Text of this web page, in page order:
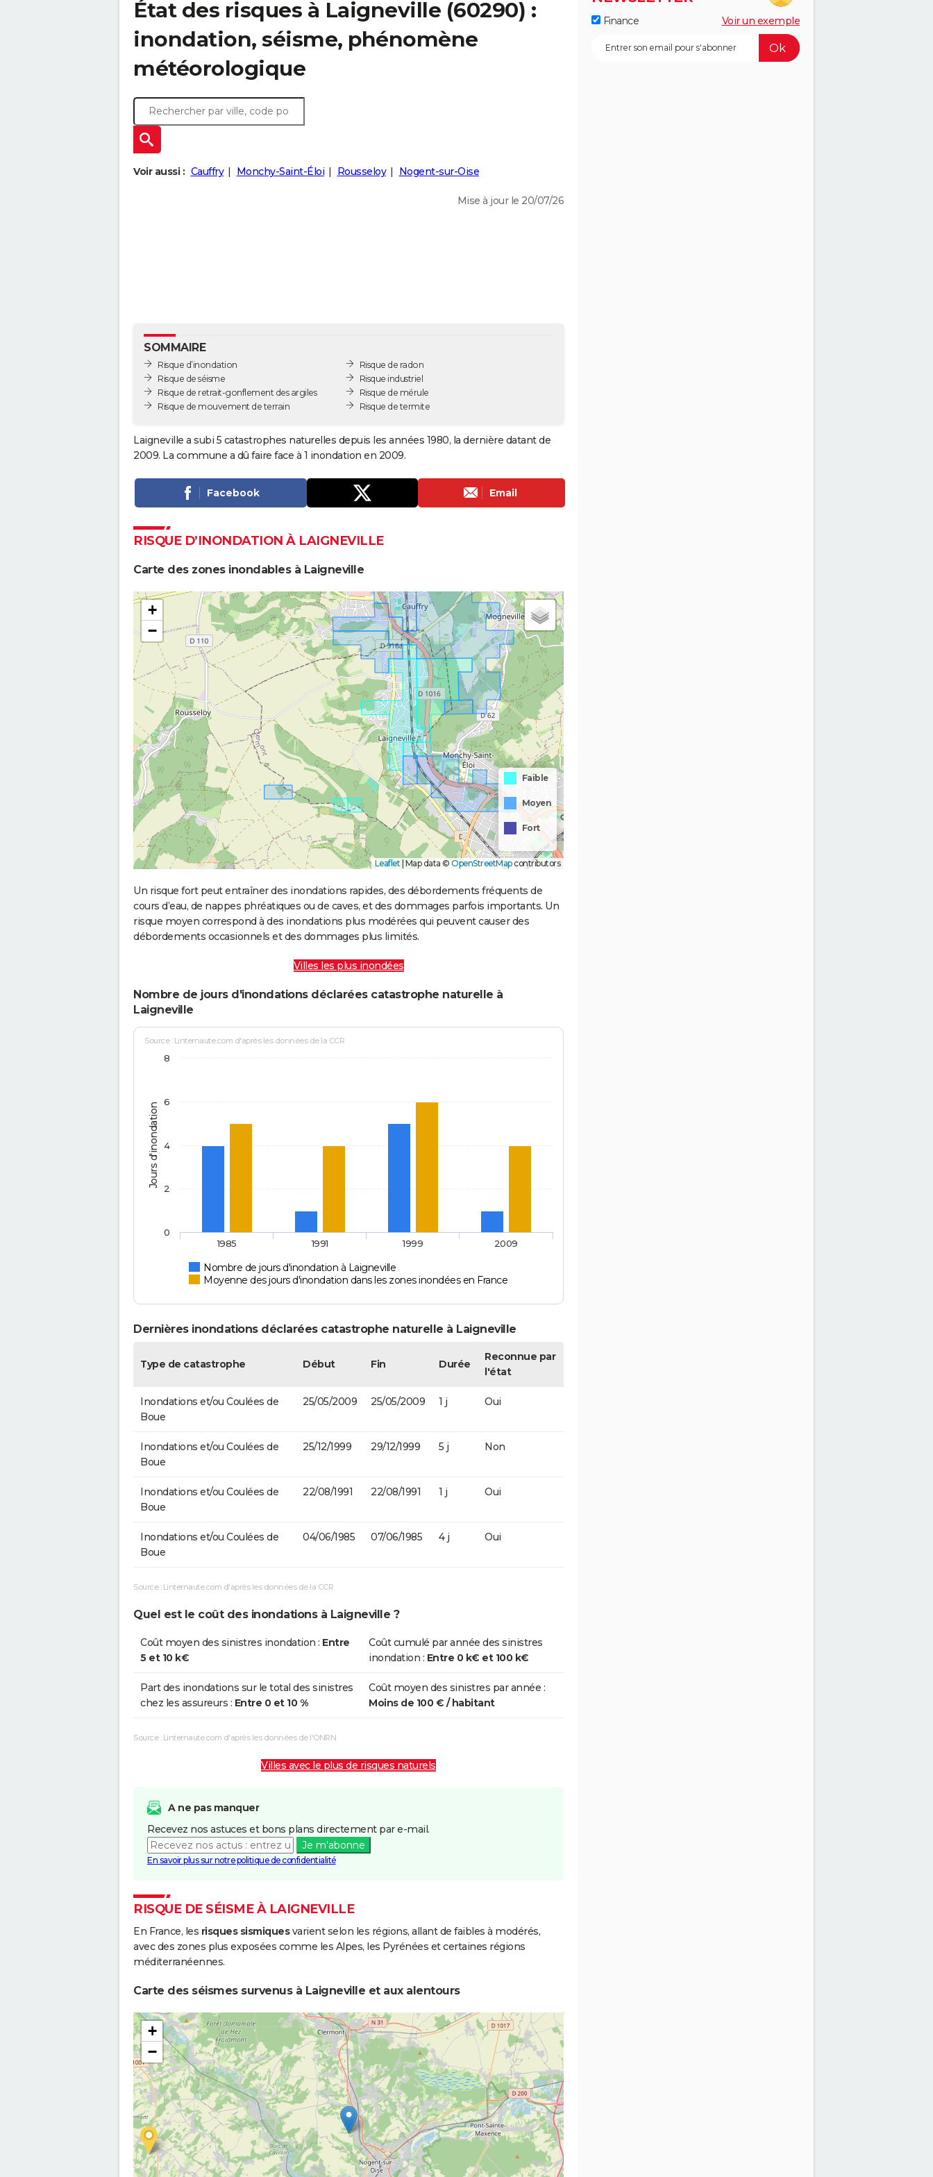
État des risques à Laigneville (60290) :
inondation, séisme, phénomène
météorologique
Voir aussi : Cauffry Monchy-Saint-Éloi Rousseloy Nogent-sur-Oise
Mise à jour le 20/07/26
SOMMAIRE
Risque d’inondation
Risque de séisme
Risque de retrait-gonflement des argiles
Risque de mouvement de terrain
Risque de radon
Risque industriel
Risque de mérule
Risque de termite
Laigneville a subi 5 catastrophes naturelles depuis les années 1980, la dernière datant de
2009. La commune a dû faire face à 1 inondation en 2009.
Facebook Email
RISQUE D’INONDATION À LAIGNEVILLE
Carte des zones inondables à Laigneville
+
−
Faible
Moyen
Fort
Leaflet Map data © OpenStreetMapcontributors
Un risque fort peut entraîner des inondations rapides, des débordements fréquents de
cours d’eau, de nappes phréatiques ou de caves, et des dommages parfois importants. Un
risque moyen correspond à des inondations plus modérées qui peuvent causer des
débordements occasionnels et des dommages plus limités.
Villes les plus inondées
Nombre de jours d'inondations déclarées catastrophe naturelle à
Laigneville
Jours d'inondation
Source : Linternaute.com d'après les données de la CCR
Nombre de jours d'inondation à Laigneville
Moyenne des jours d'inondation dans les zones inondées en France
1985 1991 1999 2009
0
2
4
6
8
Dernières inondations déclarées catastrophe naturelle à Laigneville
Type de catastrophe Début Fin Durée
Reconnue par
l'état
Inondations et/ou Coulées de
Boue
25/05/2009 25/05/2009 1 j Oui
Inondations et/ou Coulées de
Boue
25/12/1999 29/12/1999 5 j Non
Inondations et/ou Coulées de
Boue
22/08/1991 22/08/1991 1 j Oui
Inondations et/ou Coulées de
Boue
04/06/1985 07/06/1985 4 j Oui
Source : Linternaute.com d'après les données de la CCR
Quel est le coût des inondations à Laigneville ?
Coût moyen des sinistres inondation : Entre
5 et 10 k€
Coût cumulé par année des sinistres
inondation : Entre 0 k€ et 100 k€
Part des inondations sur le total des sinistres
chez les assureurs : Entre 0 et 10 %
Coût moyen des sinistres par année :
Moins de 100 € / habitant
Source : Linternaute.com d'après les données de l'ONRN
Villes avec le plus de risques naturels
A ne pas manquer
Recevez nos astuces et bons plans directement par e-mail.
Je m'abonne
En savoir plus sur notre politique de confidentialité
RISQUE DE SÉISME À LAIGNEVILLE
En France, les risques sismiquesvarient selon les régions, allant de faibles à modérés,
avec des zones plus exposées comme les Alpes, les Pyrénées et certaines régions
méditerranéennes.
Carte des séismes survenus à Laigneville et aux alentours
+
−
Finance Voir un exemple